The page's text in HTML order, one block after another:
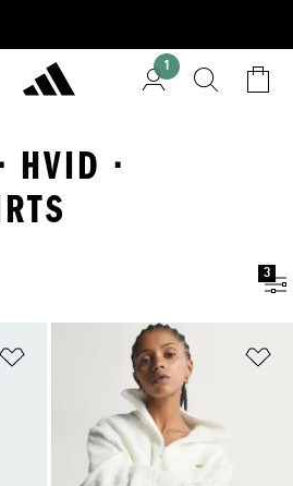
1
HVID ·
3
Føj til ønskeliste